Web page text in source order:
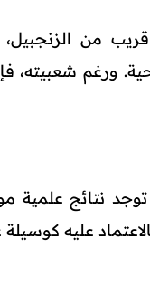
من
ورغم
توجد نتائج
عليه كوسيلة